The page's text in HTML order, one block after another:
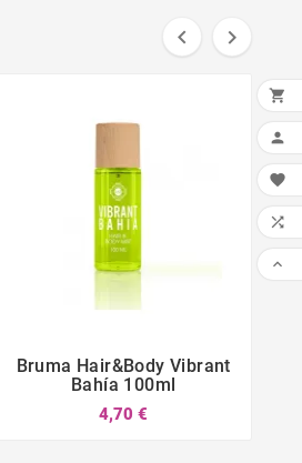
 
 
Bruma Hair&Body Vibrant
Bahía 100ml
4,70 €




